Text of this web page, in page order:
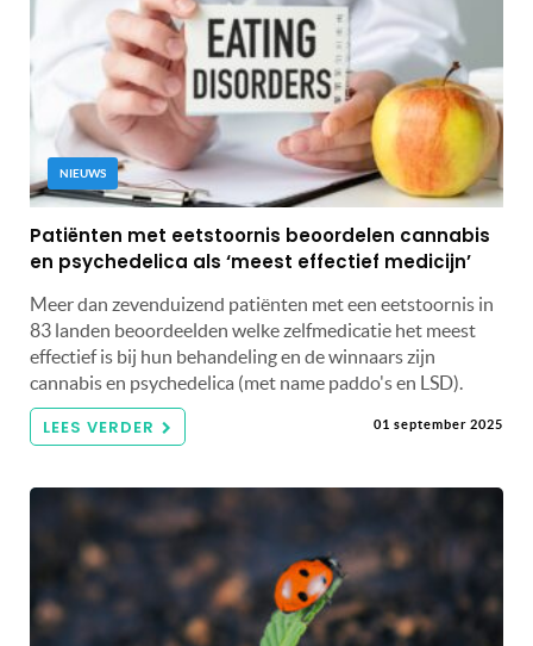
NIEUWS
Patiënten met eetstoornis beoordelen cannabis
en psychedelica als ‘meest effectief medicijn’
Meer dan zevenduizend patiënten met een eetstoornis in
83 landen beoordeelden welke zelfmedicatie het meest
effectief is bij hun behandeling en de winnaars zijn
cannabis en psychedelica (met name paddo's en LSD).
LEES VERDER 01 september 2025